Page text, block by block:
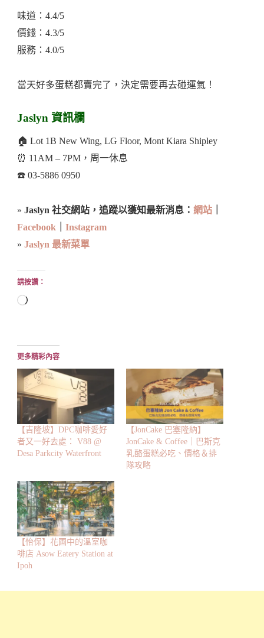
味道：4.4/5
價錢：4.3/5
服務：4.0/5
當天好多蛋糕都賣完了，決定需要再去碰運氣！
Jaslyn 資訊欄
🏠 Lot 1B New Wing, LG Floor, Mont Kiara Shipley
⏰ 11AM – 7PM，周一休息
☎️ 03-5886 0950
» Jaslyn 社交網站，追蹤以獲知最新消息： 網站
Facebook
Instagram
» Jaslyn 最新菜單
請按讚：
正
入...
更多精彩內容
【吉隆坡】DPC咖啡愛好
者又一好去處： V88 @
Desa Parkcity Waterfront
【JonCake 巴塞隆納】
JonCake & Coffee｜巴斯克
乳酪蛋糕必吃、價格＆排
隊攻略
【怡保】花圃中的溫室咖
啡店 Asow Eatery Station at
Ipoh